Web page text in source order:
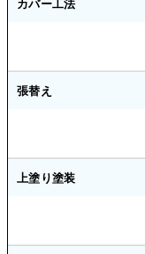
カバー工法
張替え
上塗り塗装